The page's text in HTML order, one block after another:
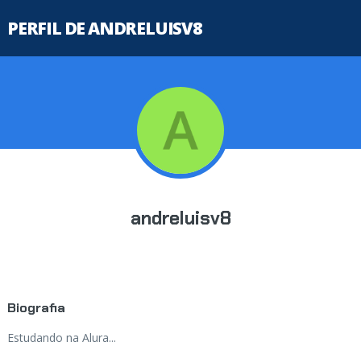
PERFIL DE ANDRELUISV8
andreluisv8
Biografia
Estudando na Alura...